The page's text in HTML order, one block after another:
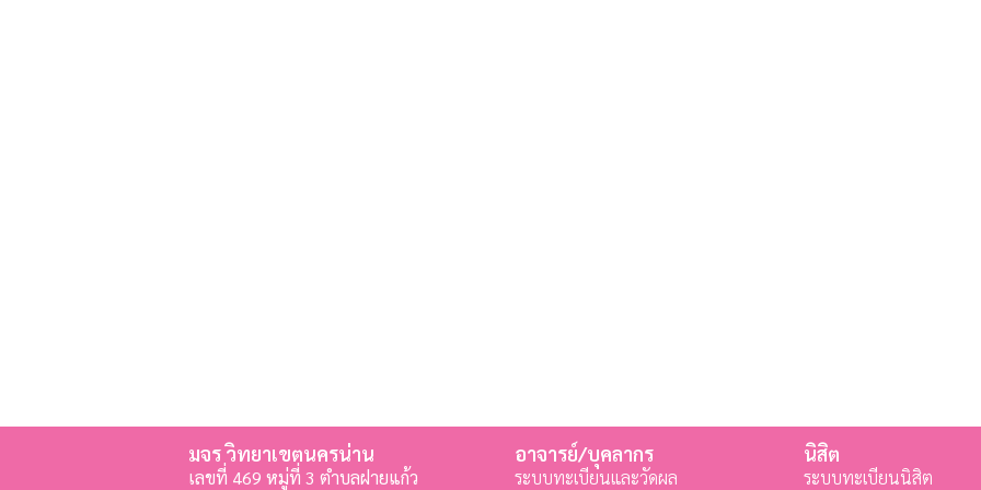
มจร วิทยาเขตนครน่าน
เลขที่ 469 หมู่ที่ 3 ตำบลฝายแก้ว
อาจารย์/บุคลากร
ระบบทะเบียนและวัดผล
นิสิต
ระบบทะเบียนนิสิต